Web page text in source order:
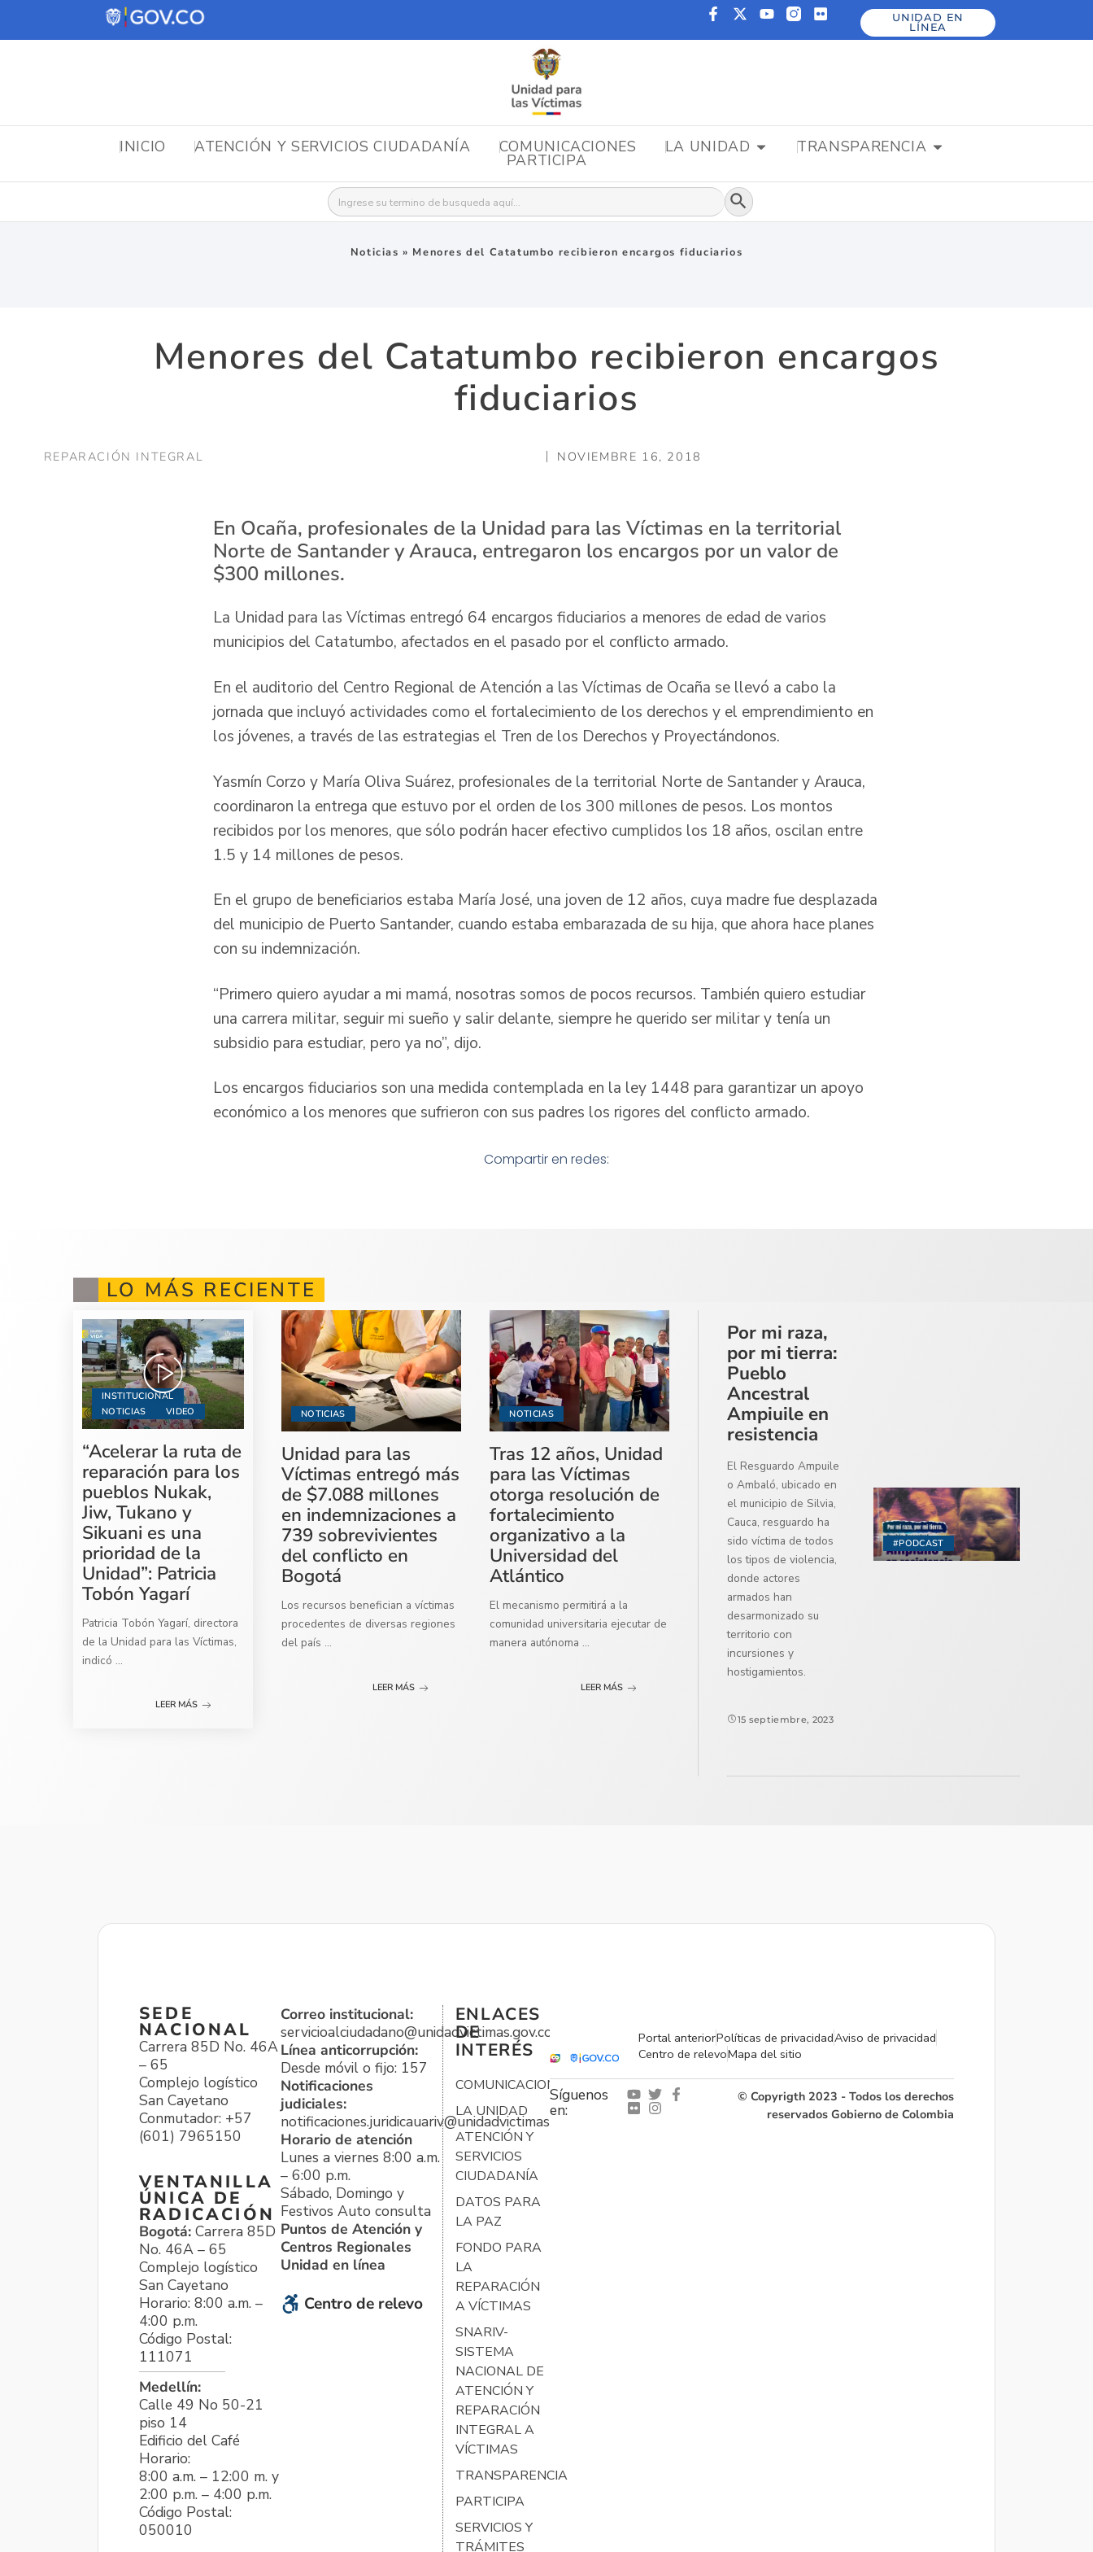
UNIDAD EN
LÍNEA
INICIO ATENCIÓN Y SERVICIOS CIUDADANÍA COMUNICACIONES LA UNIDAD TRANSPARENCIA
PARTICIPA
Buscar: Botón de búsqueda
Noticias » Menores del Catatumbo recibieron encargos fiduciarios
Menores del Catatumbo recibieron encargos
fiduciarios
REPARACIÓN INTEGRAL NOVIEMBRE 16, 2018
En Ocaña, profesionales de la Unidad para las Víctimas en la territorial
Norte de Santander y Arauca, entregaron los encargos por un valor de
$300 millones.
La Unidad para las Víctimas entregó 64 encargos fiduciarios a menores de edad de varios
municipios del Catatumbo, afectados en el pasado por el conflicto armado.
En el auditorio del Centro Regional de Atención a las Víctimas de Ocaña se llevó a cabo la
jornada que incluyó actividades como el fortalecimiento de los derechos y el emprendimiento en
los jóvenes, a través de las estrategias el Tren de los Derechos y Proyectándonos.
Yasmín Corzo y María Oliva Suárez, profesionales de la territorial Norte de Santander y Arauca,
coordinaron la entrega que estuvo por el orden de los 300 millones de pesos. Los montos
recibidos por los menores, que sólo podrán hacer efectivo cumplidos los 18 años, oscilan entre
1.5 y 14 millones de pesos.
En el grupo de beneficiarios estaba María José, una joven de 12 años, cuya madre fue desplazada
del municipio de Puerto Santander, cuando estaba embarazada de su hija, que ahora hace planes
con su indemnización.
“Primero quiero ayudar a mi mamá, nosotras somos de pocos recursos. También quiero estudiar
una carrera militar, seguir mi sueño y salir delante, siempre he querido ser militar y tenía un
subsidio para estudiar, pero ya no”, dijo.
Los encargos fiduciarios son una medida contemplada en la ley 1448 para garantizar un apoyo
económico a los menores que sufrieron con sus padres los rigores del conflicto armado.
Compartir en redes:
LO MÁS RECIENTE
INSTITUCIONAL
NOTICIAS
VIDEO
“Acelerar la ruta de
reparación para los
pueblos Nukak,
Jiw, Tukano y
Sikuani es una
prioridad de la
Unidad”: Patricia
Tobón Yagarí
Patricia Tobón Yagarí, directora
de la Unidad para las Víctimas,
indicó ...
LEER MÁS
NOTICIAS
Unidad para las
Víctimas entregó más
de $7.088 millones
en indemnizaciones a
739 sobrevivientes
del conflicto en
Bogotá
Los recursos benefician a víctimas
procedentes de diversas regiones
del país ...
LEER MÁS
NOTICIAS
Tras 12 años, Unidad
para las Víctimas
otorga resolución de
fortalecimiento
organizativo a la
Universidad del
Atlántico
El mecanismo permitirá a la
comunidad universitaria ejecutar de
manera autónoma ...
LEER MÁS
#PODCAST
Por mi raza,
por mi tierra:
Pueblo
Ancestral
Ampiuile en
resistencia
El Resguardo Ampuile
o Ambaló, ubicado en
el municipio de Silvia,
Cauca, resguardo ha
sido víctima de todos
los tipos de violencia,
donde actores
armados han
desarmonizado su
territorio con
incursiones y
hostigamientos.
15 septiembre, 2023
SEDE
NACIONAL
Carrera 85D No. 46A
– 65
Complejo logístico
San Cayetano
Conmutador: +57
(601) 7965150
VENTANILLA
ÚNICA DE
RADICACIÓN
Bogotá: Carrera 85D
No. 46A – 65
Complejo logístico
San Cayetano
Horario: 8:00 a.m. –
4:00 p.m.
Código Postal:
111071
Medellín:
Calle 49 No 50-21
piso 14
Edificio del Café
Horario:
8:00 a.m. – 12:00 m. y
2:00 p.m. – 4:00 p.m.
Código Postal:
050010
Correo institucional:
servicioalciudadano@unidadvictimas.gov.co
Línea anticorrupción:
Desde móvil o fijo: 157
Notificaciones
judiciales:
notificaciones.juridicauariv@unidadvictimas.gov.co
Horario de atención
Lunes a viernes 8:00 a.m.
– 6:00 p.m.
Sábado, Domingo y
Festivos Auto consulta
Puntos de Atención y
Centros Regionales
Unidad en línea
Centro de relevo
ENLACES
DE
INTERÉS
COMUNICACIONES
LA UNIDAD
ATENCIÓN Y
SERVICIOS
CIUDADANÍA
DATOS PARA
LA PAZ
FONDO PARA
LA
REPARACIÓN
A VÍCTIMAS
SNARIV-
SISTEMA
NACIONAL DE
ATENCIÓN Y
REPARACIÓN
INTEGRAL A
VÍCTIMAS
TRANSPARENCIA
PARTICIPA
SERVICIOS Y
TRÁMITES
Portal anteriorPolíticas de privacidadAviso de privacidad
Centro de relevoMapa del sitio
Síguenos
en:
© Copyrigth 2023 - Todos los derechos
reservados Gobierno de Colombia